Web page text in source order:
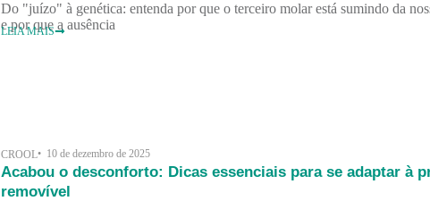
Do "juízo" à genética: entenda por que o terceiro molar está sumindo da
e por que a ausência
LEIA MAIS
CROOL• 10 de dezembro de 2025
Acabou o desconforto: Dicas essenciais para se adaptar à
removível